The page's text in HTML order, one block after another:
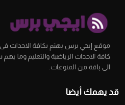
موقع إيجي برس يهتم بكافة الاحداث
كافة الاحداث الرياضية والتعليم وما
الى باقة من المنوعات.
قد يهمك أيضا